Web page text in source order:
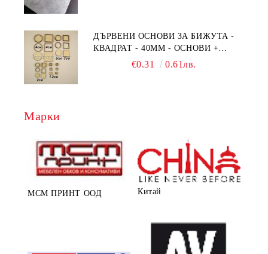
ДЪРВЕНИ ОСНОВИ ЗА БИЖУТА -
КВАДРАТ - 40ММ - ОСНОВИ +
€0.31 0.61лв.
Марки
МСМ ПРИНТ ООД Китай